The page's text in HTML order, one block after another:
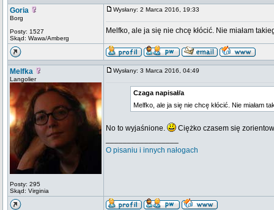
Goria
Borg
Posty: 1527
Skąd: Wawa/Amberg
Wysłany: 2 Marca 2016, 19:33
Melfko, ale ja się nie chcę kłócić. Nie miałam
Melfka
Langolier
Posty: 295
Skąd: Virginia
Wysłany: 3 Marca 2016, 04:49
Czaga napisał/a
Melfko, ale ja się nie chcę kłócić. Nie miałam
No to wyjaśnione.
Ciężko czasem się
O pisaniu i innych nałogach